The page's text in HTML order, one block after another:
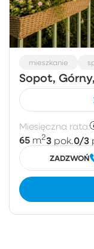
mieszkanie
Sopot,
Miesięczna rata:
65 m23 pok.0/3
ZADZWOŃ